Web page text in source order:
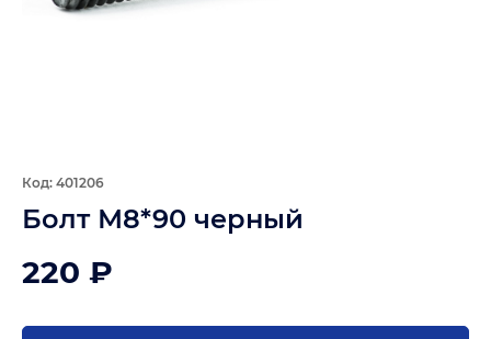
Код: 401206
Болт М8*90 черный
220 ₽